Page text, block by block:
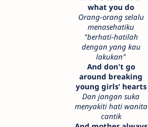
what you do
Orang-orang selalu
menasehatiku
"berhati-hatilah
dengan yang kau
lakukan"
And don't go
around breaking
young girls' hearts
Dan jangan suka
menyakiti hati wanita
cantik